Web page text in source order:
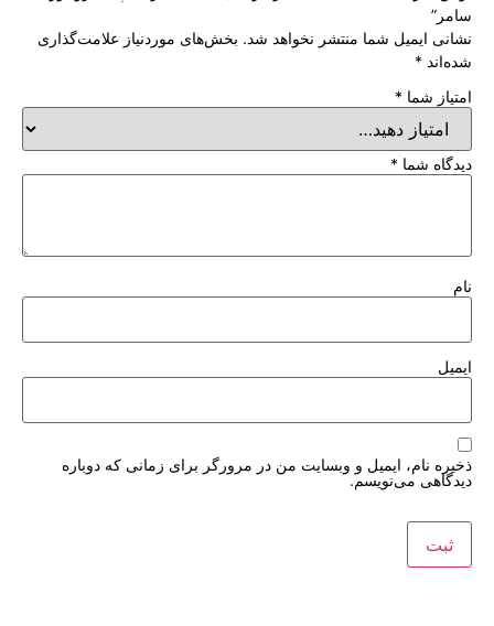
سامر”
نشانی ایمیل شما منتشر نخواهد شد. بخش‌های موردنیاز علامت‌گذاری
شده‌اند *
امتیاز شما *
دیدگاه شما *
نام
ایمیل
ذخیره نام، ایمیل و وبسایت من در مرورگر برای زمانی که دوباره
دیدگاهی می‌نویسم.